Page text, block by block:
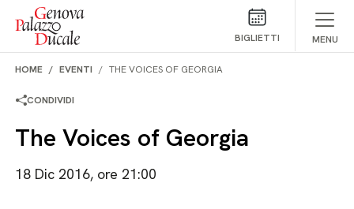
Salta al contenuto
BIGLIETTI MENU
HOME EVENTI THE VOICES OF GEORGIA
CONDIVIDI
The Voices of Georgia
18 Dic 2016, ore 21:00